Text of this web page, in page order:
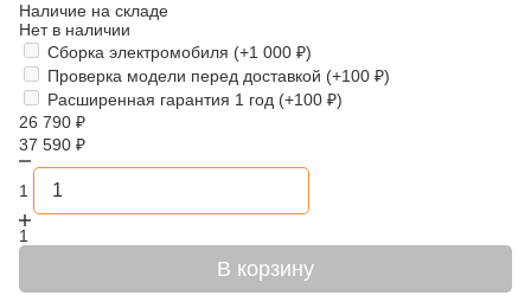
Наличие на складе
Нет в наличии
Сборка электромобиля (+1 000 ₽)
Проверка модели перед доставкой (+100 ₽)
Расширенная гарантия 1 год (+100 ₽)
26 790 ₽
37 590 ₽
1
1
В корзину